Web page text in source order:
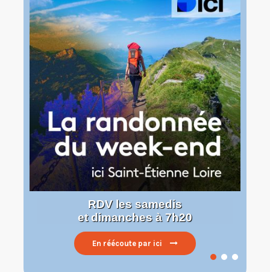
En réécoute par ici
RDV les samedis
et dimanches à 7h20